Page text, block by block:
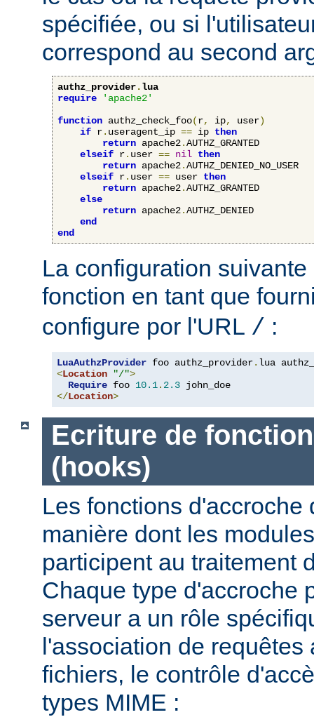
spécifiée, ou si
correspond au second
authz_provider.lua
require
'apache2'
function authz_check_foo(r, ip, user)
if r. useragent_ip == ip then
return apache2.AUTHZ_GRANTED
elseif r. user == nil then
return apache2.AUTHZ_DENIED_NO_USER
elseif r. user == user then
return apache2.AUTHZ_GRANTED
else
return apache2.AUTHZ_DENIED
end
end
La configuration
fonction en tant que
configure por l'URL / :
LuaAuthzProvider foo authz_provider.
<Location "/">
Require foo 10.1. 2.3
</Location>
Ecriture de
(hooks)
Les fonctions d'accroche
manière dont les
participent au traitement
Chaque type d'accroche
serveur a un rôle
l'association de requêtes
fichiers, le contrôle
types MIME :